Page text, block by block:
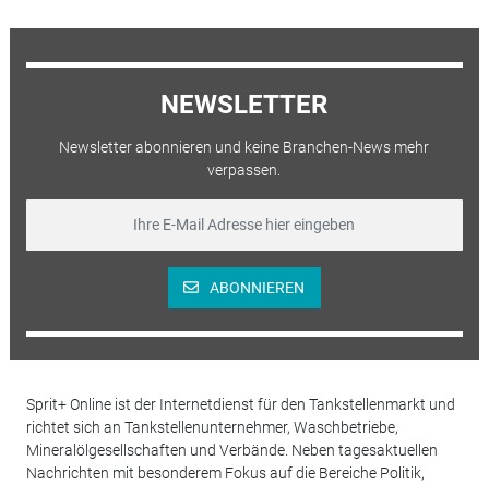
NEWSLETTER
Newsletter abonnieren und keine Branchen-News mehr
verpassen.
ABONNIEREN
Sprit+ Online ist der Internetdienst für den Tankstellenmarkt und
richtet sich an Tankstellenunternehmer, Waschbetriebe,
Mineralölgesellschaften und Verbände. Neben tagesaktuellen
Nachrichten mit besonderem Fokus auf die Bereiche Politik,